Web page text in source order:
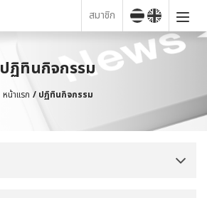
สมาชิก
ปฏิทินกิจกรรม
หน้าแรก ปฏิทินกิจกรรม